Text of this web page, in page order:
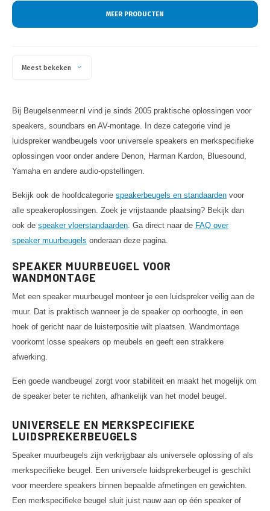
MEER PRODUCTEN
Meest bekeken
Bij Beugelsenmeer.nl vind je sinds 2005 praktische oplossingen voor
speakers, soundbars en AV-montage. In deze categorie vind je
luidspreker wandbeugels voor universele speakers en merkspecifieke
oplossingen voor onder andere Denon, Harman Kardon, Bluesound,
Yamaha en andere audio-opstellingen.
Bekijk ook de hoofdcategorie speakerbeugels en standaarden voor
alle speakeroplossingen. Zoek je vrijstaande plaatsing? Bekijk dan
ook de speaker vloerstandaarden. Ga direct naar de FAQ over
speaker muurbeugels onderaan deze pagina.
SPEAKER MUURBEUGEL VOOR
WANDMONTAGE
Met een speaker muurbeugel monteer je een luidspreker veilig aan de
muur. Dat is praktisch wanneer je de speaker op oorhoogte, in een
hoek of gericht naar de luisterpositie wilt plaatsen. Wandmontage
voorkomt losse speakers op meubels en geeft een strakkere
afwerking.
Een goede wandbeugel zorgt voor stabiliteit en maakt het mogelijk om
de speaker beter te richten, afhankelijk van het model beugel.
UNIVERSELE EN MERKSPECIFIEKE
LUIDSPREKERBEUGELS
Speaker muurbeugels zijn verkrijgbaar als universele oplossing of als
merkspecifieke beugel. Een universele luidsprekerbeugel is geschikt
voor meerdere speakers binnen bepaalde afmetingen en gewichten.
Een merkspecifieke beugel sluit juist nauw aan op één speaker of